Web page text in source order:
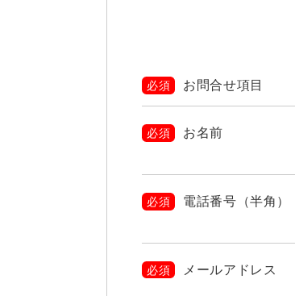
必須 お問合せ項目
必須 お名前
必須 電話番号（半角）
必須 メールアドレス